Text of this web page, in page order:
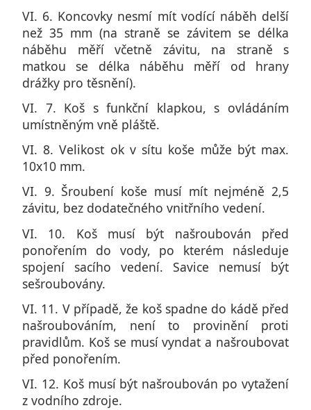
VI. 6. Koncovky nesmí mít vodící náběh delší
než 35 mm (na straně se závitem se délka
náběhu měří včetně závitu, na straně s
matkou se délka náběhu měří od hrany
drážky pro těsnění).
VI. 7. Koš s funkční klapkou, s ovládáním
umístněným vně pláště.
VI. 8. Velikost ok v sítu koše může být max.
10x10 mm.
VI. 9. Šroubení koše musí mít nejméně 2,5
závitu, bez dodatečného vnitřního vedení.
VI. 10. Koš musí být našroubován před
ponořením do vody, po kterém následuje
spojení sacího vedení. Savice nemusí být
sešroubovány.
VI. 11. V případě, že koš spadne do kádě před
našroubováním, není to provinění proti
pravidlům. Koš se musí vyndat a našroubovat
před ponořením.
VI. 12. Koš musí být našroubován po vytažení
z vodního zdroje.